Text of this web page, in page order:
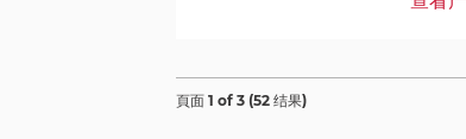
頁面 1 of 3 (52 结果)